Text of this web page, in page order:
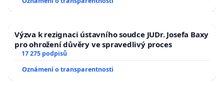
Výzva k rezignaci ústavního soudce JUDr. Josefa Baxy
pro ohrožení důvěry ve spravedlivý proces
17 275 podpisů
Oznámení o transparentnosti